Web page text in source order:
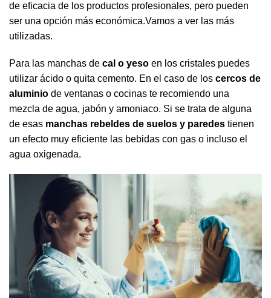
de eficacia de los productos profesionales, pero pueden
ser una opción más económica.Vamos a ver las más
utilizadas.
Para las manchas de cal o yeso en los cristales puedes
utilizar ácido o quita cemento. En el caso de los cercos de
aluminio de ventanas o cocinas te recomiendo una
mezcla de agua, jabón y amoniaco. Si se trata de alguna
de esas manchas rebeldes de suelos y paredes tienen
un efecto muy eficiente las bebidas con gas o incluso el
agua oxigenada.